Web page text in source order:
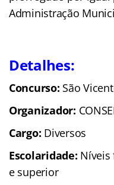
Administração
Detalhes:
Concurso: São
Organizador:
Cargo: Diversos
Escolaridade: Níveis
e superior